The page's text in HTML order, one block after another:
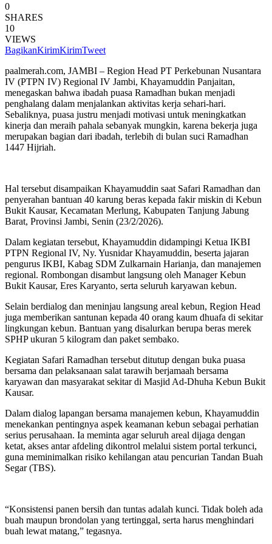
0
SHARES
10
VIEWS
BagikanKirimKirimTweet
paalmerah.com, JAMBI – Region Head PT Perkebunan Nusantara
IV (PTPN IV) Regional IV Jambi, Khayamuddin Panjaitan,
menegaskan bahwa ibadah puasa Ramadhan bukan menjadi
penghalang dalam menjalankan aktivitas kerja sehari-hari.
Sebaliknya, puasa justru menjadi motivasi untuk meningkatkan
kinerja dan meraih pahala sebanyak mungkin, karena bekerja juga
merupakan bagian dari ibadah, terlebih di bulan suci Ramadhan
1447 Hijriah.
Hal tersebut disampaikan Khayamuddin saat Safari Ramadhan dan
penyerahan bantuan 40 karung beras kepada fakir miskin di Kebun
Bukit Kausar, Kecamatan Merlung, Kabupaten Tanjung Jabung
Barat, Provinsi Jambi, Senin (23/2/2026).
Dalam kegiatan tersebut, Khayamuddin didampingi Ketua IKBI
PTPN Regional IV, Ny. Yusnidar Khayamuddin, beserta jajaran
pengurus IKBI, Kabag SDM Zulkarnain Harianja, dan manajemen
regional. Rombongan disambut langsung oleh Manager Kebun
Bukit Kausar, Eres Karyanto, serta seluruh karyawan kebun.
Selain berdialog dan meninjau langsung areal kebun, Region Head
juga memberikan santunan kepada 40 orang kaum dhuafa di sekitar
lingkungan kebun. Bantuan yang disalurkan berupa beras merek
SPHP ukuran 5 kilogram dan paket sembako.
Kegiatan Safari Ramadhan tersebut ditutup dengan buka puasa
bersama dan pelaksanaan salat tarawih berjamaah bersama
karyawan dan masyarakat sekitar di Masjid Ad-Dhuha Kebun Bukit
Kausar.
Dalam dialog lapangan bersama manajemen kebun, Khayamuddin
menekankan pentingnya aspek keamanan kebun sebagai perhatian
serius perusahaan. Ia meminta agar seluruh areal dijaga dengan
ketat, akses antar afdeling dikontrol melalui sistem portal terkunci,
guna meminimalkan risiko kehilangan atau pencurian Tandan Buah
Segar (TBS).
“Konsistensi panen bersih dan tuntas adalah kunci. Tidak boleh ada
buah maupun brondolan yang tertinggal, serta harus menghindari
buah lewat matang,” tegasnya.